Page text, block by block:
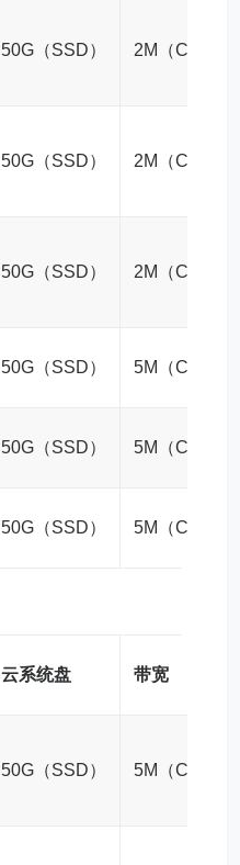
50G（SSD） 2M（CN2）
50G（SSD） 2M（CN2）
50G（SSD） 2M（CN2）
50G（SSD） 5M（CN2）
50G（SSD） 5M（CN2）
50G（SSD） 5M（CN2）
云系统盘 带宽
50G（SSD） 5M（CN2）